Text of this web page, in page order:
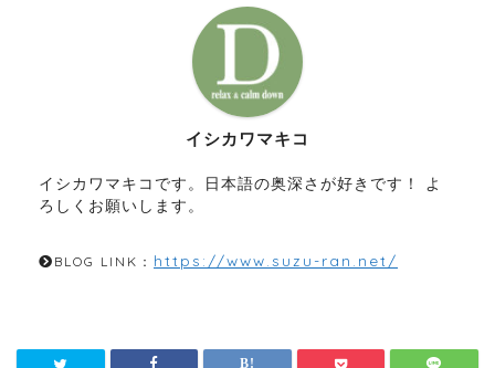
イシカワマキコ
イシカワマキコです。日本語の奥深さが好きです！ よ
ろしくお願いします。
BLOG LINK： https://www.suzu-ran.net/